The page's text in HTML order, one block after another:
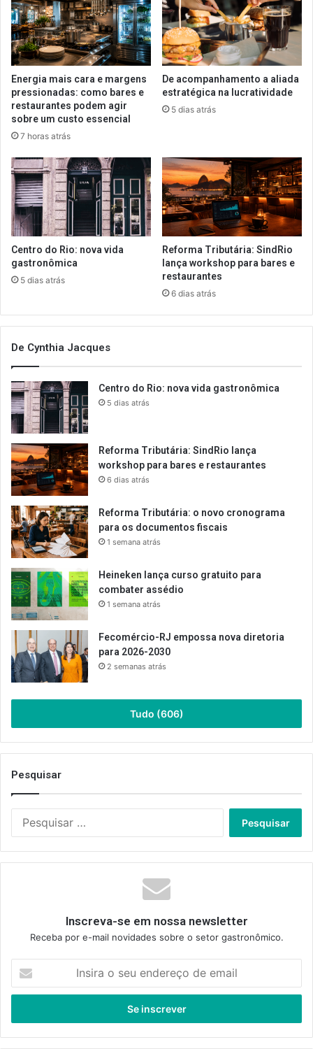
Energia mais cara e margens
pressionadas: como bares e
restaurantes podem agir
sobre um custo essencial
7 horas atrás
De acompanhamento a aliada
estratégica na lucratividade
5 dias atrás
Centro do Rio: nova vida
gastronômica
5 dias atrás
Reforma Tributária: SindRio
lança workshop para bares e
restaurantes
6 dias atrás
De Cynthia Jacques
Centro do Rio: nova vida gastronômica
5 dias atrás
Reforma Tributária: SindRio lança
workshop para bares e restaurantes
6 dias atrás
Reforma Tributária: o novo cronograma
para os documentos fiscais
1 semana atrás
Heineken lança curso gratuito para
combater assédio
1 semana atrás
Fecomércio-RJ empossa nova diretoria
para 2026-2030
2 semanas atrás
Tudo (606)
Pesquisar
Inscreva-se em nossa newsletter
Receba por e-mail novidades sobre o setor gastronômico.
seu
de
email